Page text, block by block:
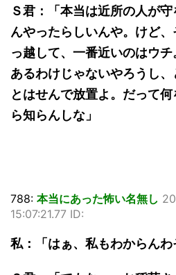
Ｓ君：「本当は近所の人が
んやったらしいんや。けど、
っ越して、一番近いのはウ
あるわけじゃないやろうし
とはせんで放置よ。だって
ら知らんしな」
788: 本当にあった怖い名無し
15:07:21.77 ID:
私：「はぁ、私もわからんわ